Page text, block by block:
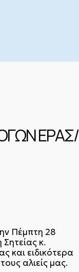
ΕΡΑΣ/
Πέμπτη 28
κ.
και ειδικότερα
αλιείς μας.